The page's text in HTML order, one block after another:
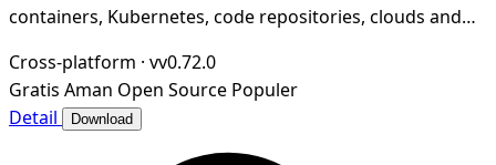
containers, Kubernetes, code repositories, clouds and
Cross-platform · vv0.72.0
Gratis Aman Open Source Populer
Detail
Download